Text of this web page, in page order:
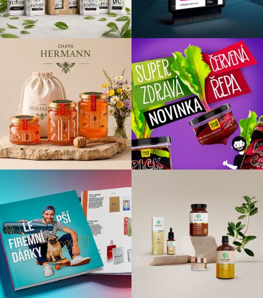
tisk
Víme, jak je kvalita důležitá a proto máme vlastní digitální a
ofsetovou produkci, abychom si ohlídali, že k Vám přijde
jen to nejlepší a nejkvalitnější. Od nás si odnesete vše od